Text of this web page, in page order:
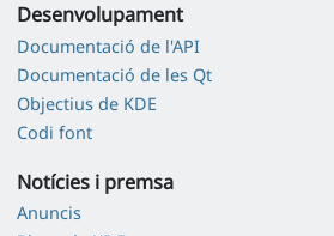
Desenvolupament
Documentació de l'API
Documentació de les Qt
Objectius de KDE
Codi font
Notícies i premsa
Anuncis